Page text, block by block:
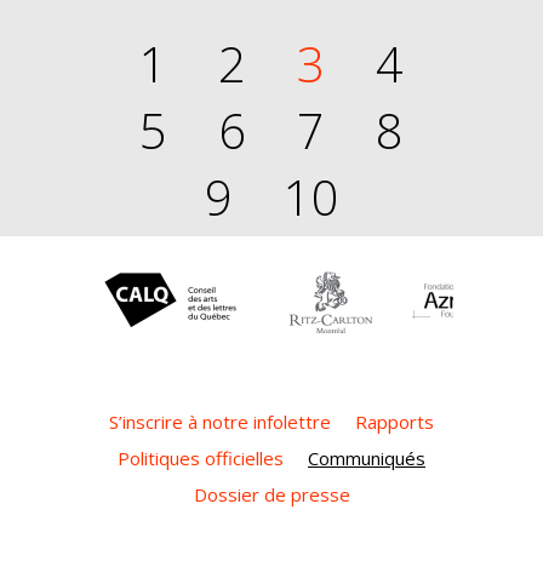
1 2 3
4
5
6 7
8
9
10
S’inscrire à notre infolettre
Rapports
Politiques officielles
Communiqués
Dossier de presse